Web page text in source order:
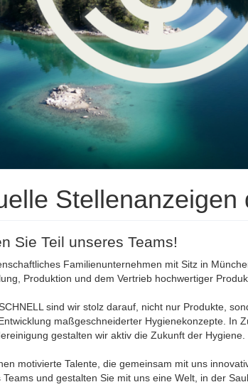
Sie Teil unseres Teams!
Familienunternehmen mit Sitz in
Produktion und dem Vertrieb hochwertiger
sind wir stolz darauf, nicht nur Produkte,
maßgeschneiderter Hygienekonzepte. In
gestalten wir aktiv die Zukunft der Hygiene.
motivierte Talente, die gemeinsam mit uns
Teams und gestalten Sie mit uns eine Welt, in der